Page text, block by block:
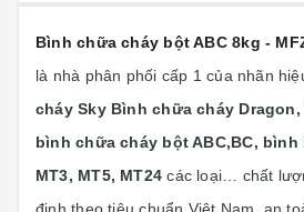
Bình chữa cháy bột ABC 8kg -
là nhà phân phối cấp 1 của nhãn
cháy Sky Bình chữa cháy Dragon,
bình chữa cháy bột ABC,BC, bình
MT3, MT5, MT24các loại… chất